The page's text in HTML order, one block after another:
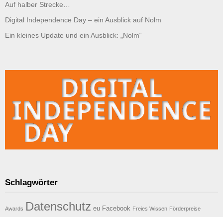
Auf halber Strecke…
Digital Independence Day – ein Ausblick auf Nolm
Ein kleines Update und ein Ausblick: „Nolm“
Schlagwörter
Awards Datenschutz eu Facebook Freies Wissen Förderpreise